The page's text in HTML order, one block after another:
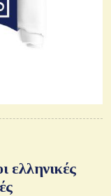
ελληνικές